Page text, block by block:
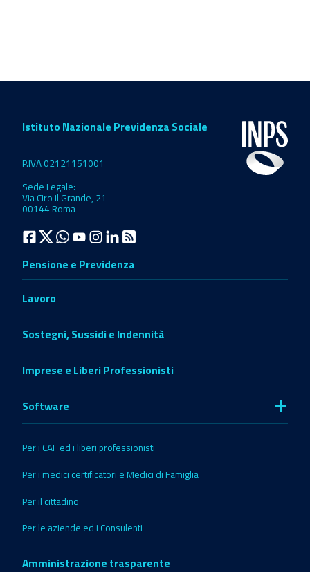
Istituto Nazionale Previdenza Sociale
P.IVA 02121151001
Sede Legale:
Via Ciro il Grande, 21
00144 Roma
Pensione e Previdenza
Lavoro
Sostegni, Sussidi e Indennità
Imprese e Liberi Professionisti
Software +
Per i CAF ed i liberi professionisti
Per i medici certificatori e Medici di Famiglia
Per il cittadino
Per le aziende ed i Consulenti
Amministrazione trasparente